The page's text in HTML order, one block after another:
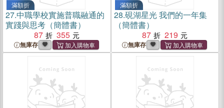
滿額折
27.中職學校實施普職融通的
實踐與思考（簡體書）
87
355
無庫存
滿額折
28.硯湖星光 我們的一年集
（簡體書）
87
219
無庫存